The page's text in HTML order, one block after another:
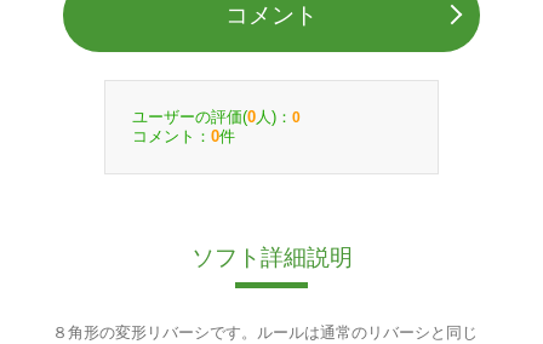
コメント
ユーザーの評価(0 人)： 0
コメント： 0件
ソフト詳細説明
８角形の変形リバーシです。ルールは通常のリバーシと同じ